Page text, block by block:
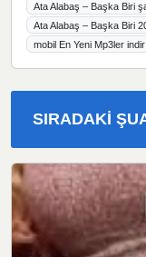
Ata Alabaş – Başka Biri
Ata Alabaş – Başka Biri
mobil En Yeni Mp3ler indir
SIRADAKI